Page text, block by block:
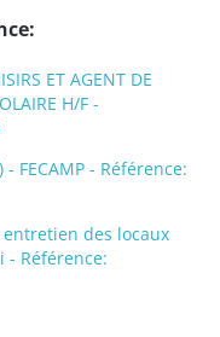
ET AGENT DE
H/F -
- FECAMP - Référence:
des locaux
- Référence: